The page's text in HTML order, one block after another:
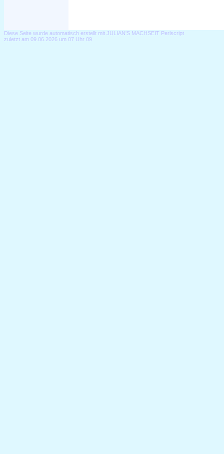
Diese Seite wurde automatisch erstellt mit JULIAN'S MACHSEIT Perlscript
zuletzt am 09.06.2026 um 07 Uhr 09